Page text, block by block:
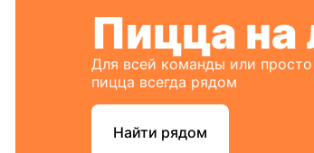
Пицца на
Для всей команды или
пицца всегда рядом
Найти рядом